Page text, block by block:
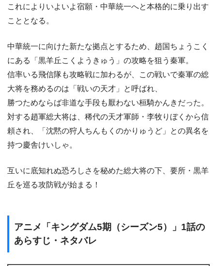
これによりいよいよ宿願・中華統一へと本格的に乗り出す
こととなる。
中華統一に向けた新たな拠点とするため、趙国ちょうこく
にある「黒羊丘こくようきゅう」の攻略を狙う秦軍。
信率いる飛信隊も攻略戦に加わるが、この戦いで秦軍の総
大将を務めるのは「戦いの天才」と呼ばれ、
勝つためならば非道な手段も厭わない桓騎かんきだった。
対する趙軍総大将は、稀代の天才軍師・李牧りぼくから信
頼され、「沈黙の狩人ちんもくのかりゅうど」との異名を
持つ慶舎けいしゃ。
互いに底知れぬ恐ろしさを秘めた総大将の下、要所・黒羊
丘を巡る攻防戦が始まる！
アニメ「キングダム5期（シーズン5）」1話の
あらすじ・ネタバレ